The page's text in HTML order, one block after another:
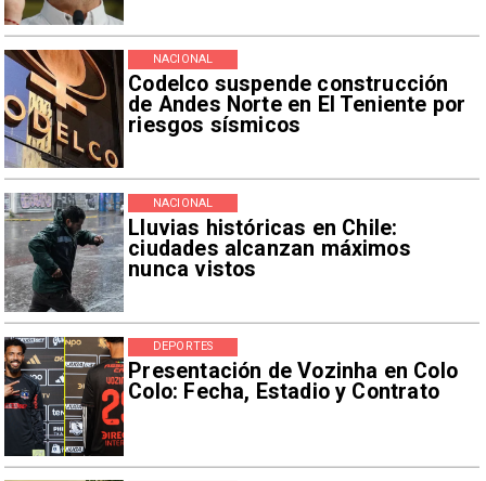
Codelco suspende construcción
de Andes Norte en El Teniente por
riesgos sísmicos
NACIONAL
Lluvias históricas en Chile:
ciudades alcanzan máximos
nunca vistos
NACIONAL
Presentación de Vozinha en Colo
Colo: Fecha, Estadio y Contrato
DEPORTES